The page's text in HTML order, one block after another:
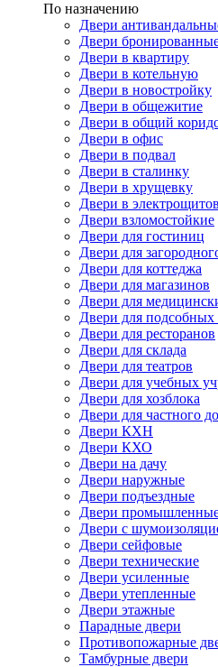
По назначению
Двери
Двери
Двери в квартиру
Двери в котельную
Двери в новостройку
Двери в общежитие
Двери в общий
Двери в офис
Двери в подвал
Двери в сталинку
Двери в хрущевку
Двери в
Двери взломостойкие
Двери для гостиниц
Двери для
Двери для коттеджа
Двери для магазинов
Двери для
Двери для
Двери для ресторанов
Двери для склада
Двери для театров
Двери для учебных
Двери для хозблока
Двери для частного
Двери КХН
Двери КХО
Двери на дачу
Двери наружные
Двери подъездные
Двери
Двери с
Двери сейфовые
Двери технические
Двери усиленные
Двери утепленные
Двери этажные
Парадные двери
Противопожарные
Тамбурные двери